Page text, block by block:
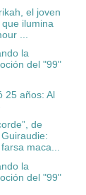
el joven
ilumina
...
la
del "99"
25 años: Al
de
farsa maca...
la
del "99"